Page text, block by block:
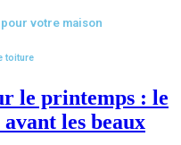
votre maison
toiture
le printemps : le
les beaux